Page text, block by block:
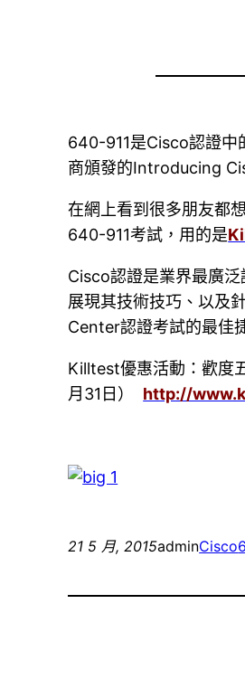
640-911是Cisco認證中
商頒發的Introducing
在網上看到很多朋友都
640-911考試，用的是
Cisco認證是業界最廣
展現其技術技巧、以及
Center認證考試的最佳
Killtest優惠活動：歡度
月31日） http://
21 5 月, 2015adminCisco